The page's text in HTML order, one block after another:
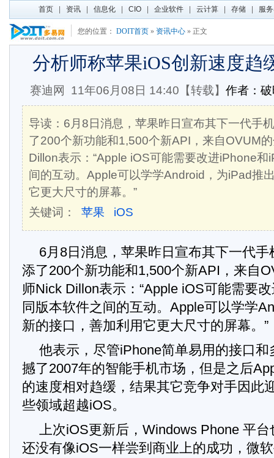
首页 资讯 信息化 CIO 企业软件 云计算 存储 服
您的位置： DOIT首页 » 资讯中心 » 正文
分析师称苹果iOS创新速度趋
赛迪网 11年06月08日 14:40【转载】 作者：
导读：6月8日消息，苹果昨日宣布其下一代手
了200个新功能和1,500个新API，来自OVUM
Dillon表示：“Apple iOS可能需要改进iPhone和
间的互动。Apple可以学学Android，为iPad推
它更大尺寸的屏幕。”
关键词：
苹果 iOS
6月8日消息，苹果昨日宣布其下一代
添了200个新功能和1,500个新API，来自
师Nick Dillon表示：“Apple iOS可能需要
同版本软件之间的互动。Apple可以学学
新的接口，善加利用它更大尺寸的屏幕。”
他表示，尽管iPhone简单易用的接口
撼了2007年的智能手机市场，但是之后
的速度相对趋缓，结果其它竞争对手因此
些领域超越iOS。
上次iOS更新后，Windows Phone 平
还没有像iOS一样尝到商业上的成功，微